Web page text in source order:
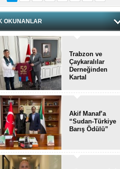
OKUNANLAR
Trabzon ve
Çaykaralılar
Derneğinden
Kartal
anlamlı ziyaret
Akif Manaf’a
“Sudan-Türkiye
Barış Ödülü”